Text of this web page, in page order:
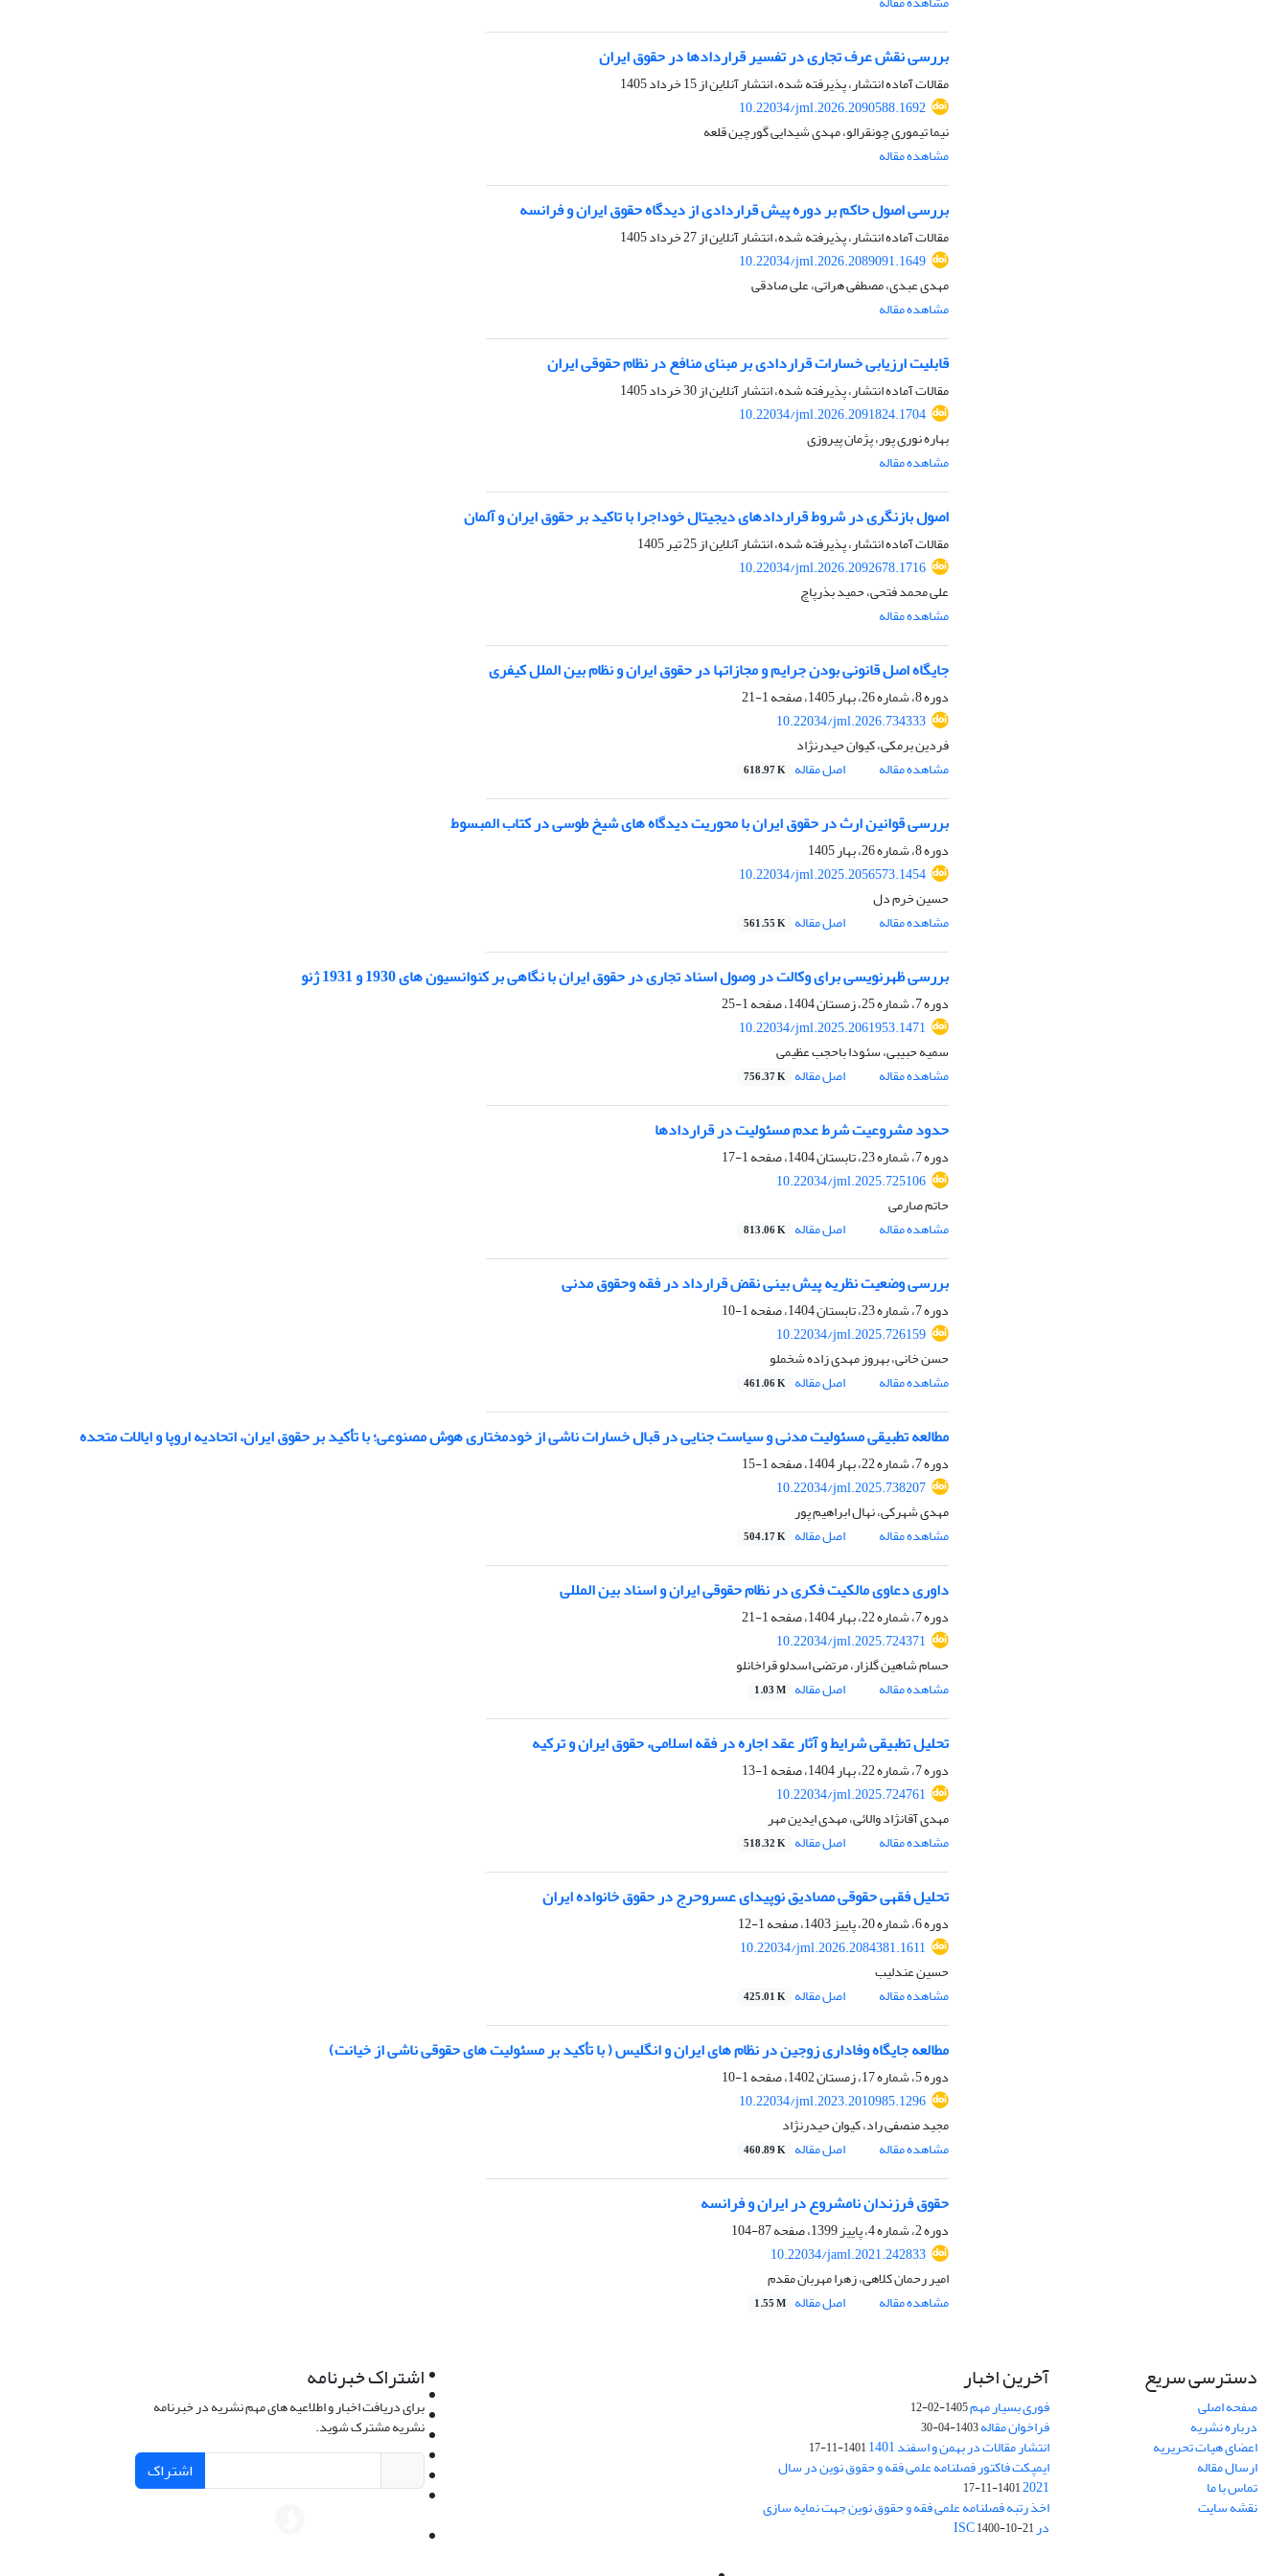
بررسی نقش عرف تجاری در تفسیر قراردادها در حقوق ایران
مقالات آماده انتشار، پذیرفته شده، انتشار آنلاین از15 خرداد 1405
10.22034/jml.2026.2090588.1692
نیما تیموری چونقرالو، مهدی شیدایی گورچین قلعه
مشاهده مقاله
بررسی اصول حاکم بر دوره پیش قراردادی از دیدگاه حقوق ایران و فرانسه
مقالات آماده انتشار، پذیرفته شده، انتشار آنلاین از27 خرداد 1405
10.22034/jml.2026.2089091.1649
مهدی عبدی، مصطفی هراتی، علی صادقی
مشاهده مقاله
قابلیت ارزیابی خسارات قراردادی بر مبنای منافع در نظام حقوقی ایران
مقالات آماده انتشار، پذیرفته شده، انتشار آنلاین از30 خرداد 1405
10.22034/jml.2026.2091824.1704
بهاره نوری پور، پژمان پیروزی
مشاهده مقاله
اصول بازنگری در شروط قراردادهای دیجیتال خوداجرا با تاکید بر حقوق ایران و آلمان
مقالات آماده انتشار، پذیرفته شده، انتشار آنلاین از25 تیر 1405
10.22034/jml.2026.2092678.1716
علی محمد فتحی، حمید بذرپاچ
مشاهده مقاله
جایگاه اصل قانونی بودن جرایم و مجازات­ها در حقوق ایران و نظام بین الملل کیفری
دوره 8، شماره 26، بهار 1405، صفحه
1-21
10.22034/jml.2026.734333
فردین برمکی، کیوان حیدرنژاد
مشاهده مقاله
اصل مقاله 618.97 K
بررسی قوانین ارث در حقوق ایران با محوریت دیدگاه های شیخ طوسی در کتاب المبسوط
دوره 8، شماره 26، بهار 1405
10.22034/jml.2025.2056573.1454
حسین خرم دل
مشاهده مقاله
اصل مقاله 561.55 K
بررسی ظهرنویسی برای وکالت در وصول اسناد تجاری در حقوق ایران با نگاهی بر کنوانسیون های 1930 و 1931 ژنو
دوره 7، شماره 25، زمستان 1404، صفحه
1-25
10.22034/jml.2025.2061953.1471
سمیه حبیبی، سئودا باحجب عظیمی
مشاهده مقاله
اصل مقاله 756.37 K
حدود مشروعیت شرط عدم مسئولیت در قراردادها
دوره 7، شماره 23، تابستان 1404، صفحه
1-17
10.22034/jml.2025.725106
حاتم صارمی
مشاهده مقاله
اصل مقاله 813.06 K
بررسی وضعیت نظریه پیش بینی نقض قرارداد در فقه وحقوق مدنی
دوره 7، شماره 23، تابستان 1404، صفحه
1-10
10.22034/jml.2025.726159
حسن خانی، بهروز مهدی زاده شخملو
مشاهده مقاله
اصل مقاله 461.06 K
مطالعه تطبیقی مسئولیت مدنی و سیاست جنایی در قبال خسارات ناشی از خودمختاری هوش مصنوعی؛ با تأکید بر حقوق ایران، اتحادیه اروپا و ایالات متحده
دوره 7، شماره 22، بهار 1404، صفحه
1-15
10.22034/jml.2025.738207
مهدی شهرکی، نهال ابراهیم پور
مشاهده مقاله
اصل مقاله 504.17 K
داوری دعاوی مالکیت فکری در نظام حقوقی ایران و اسناد بین المللی
دوره 7، شماره 22، بهار 1404، صفحه
1-21
10.22034/jml.2025.724371
حسام شاهین گلزار، مرتضی اسدلو قراخانلو
مشاهده مقاله
اصل مقاله 1.03 M
تحلیل تطبیقی شرایط و آثار عقد اجاره در فقه اسلامی، حقوق ایران و ترکیه
دوره 7، شماره 22، بهار 1404، صفحه
1-13
10.22034/jml.2025.724761
مهدی آقانژاد والائی، مهدی ایدین مهر
مشاهده مقاله
اصل مقاله 518.32 K
تحلیل فقهی حقوقی مصادیق نوپیدای عسروحرج در حقوق خانواده ایران
دوره 6، شماره 20، پاییز 1403، صفحه
1-12
10.22034/jml.2026.2084381.1611
حسین عندلیب
مشاهده مقاله
اصل مقاله 425.01 K
مطالعه جایگاه وفاداری زوجین در نظام های ایران و انگلیس ( با تأکید بر مسئولیت های حقوقی ناشی از خیانت)
دوره 5، شماره 17، زمستان 1402، صفحه
1-10
10.22034/jml.2023.2010985.1296
مجید منصفی راد، کیوان حیدرنژاد
مشاهده مقاله
اصل مقاله 460.89 K
حقوق فرزندان نامشروع در ایران و فرانسه
دوره 2، شماره 4، پاییز 1399، صفحه
87-104
10.22034/jaml.2021.242833
امیر رحمان کلاهی، زهرا مهربان مقدم
مشاهده مقاله
اصل مقاله 1.55 M
دسترسی سریع
صفحه اصلی
درباره نشریه
اعضای هیات تحریریه
ارسال مقاله
تماس با ما
نقشه سایت
آخرین اخبار
فوری بسیار مهم1405-02-12
فراخوان مقاله1403-04-30
انتشار مقالات در بهمن و اسفند 1401 1401-11-17
ایمپکت فاکتور فصلنامه علمی فقه و حقوق نوین در سال
2021
1401-11-17
اخذ رتبه فصلنامه علمی فقه و حقوق نوین جهت نمایه سازی
در ISC1400-10-21
اشتراک خبرنامه
برای دریافت اخبار و اطلاعیه های مهم نشریه در خبرنامه
نشریه مشترک شوید.
اشتراک